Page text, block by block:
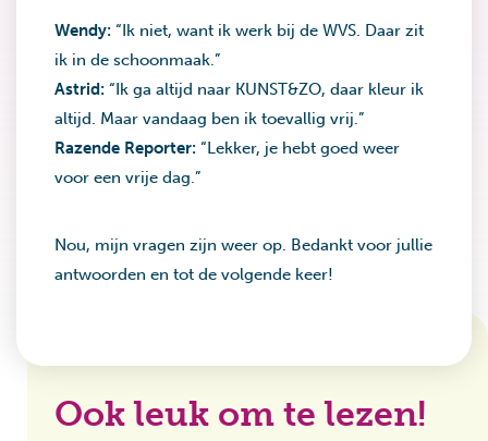
Wendy: “Ik niet, want ik werk bij de WVS. Daar zit
ik in de schoonmaak.”
Astrid: “Ik ga altijd naar KUNST&ZO, daar kleur ik
altijd. Maar vandaag ben ik toevallig vrij.”
Razende Reporter: “Lekker, je hebt goed weer
voor een vrije dag.”
Nou, mijn vragen zijn weer op. Bedankt voor jullie
antwoorden en tot de volgende keer!
Ook leuk om te lezen!